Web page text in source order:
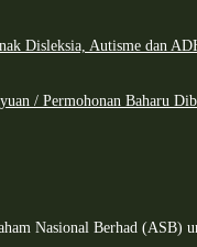
Disleksia, Autisme dan
/ Permohonan Baharu
Nasional Berhad (ASB)